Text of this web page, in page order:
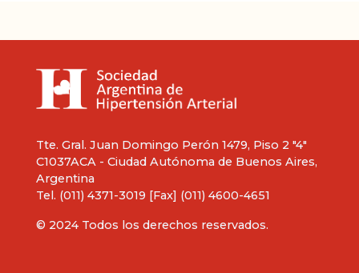
Tte. Gral. Juan Domingo Perón 1479, Piso 2 "4"
C1037ACA - Ciudad Autónoma de Buenos Aires,
Argentina
Tel. (011) 4371-3019 [Fax] (011) 4600-4651
© 2024 Todos los derechos reservados.